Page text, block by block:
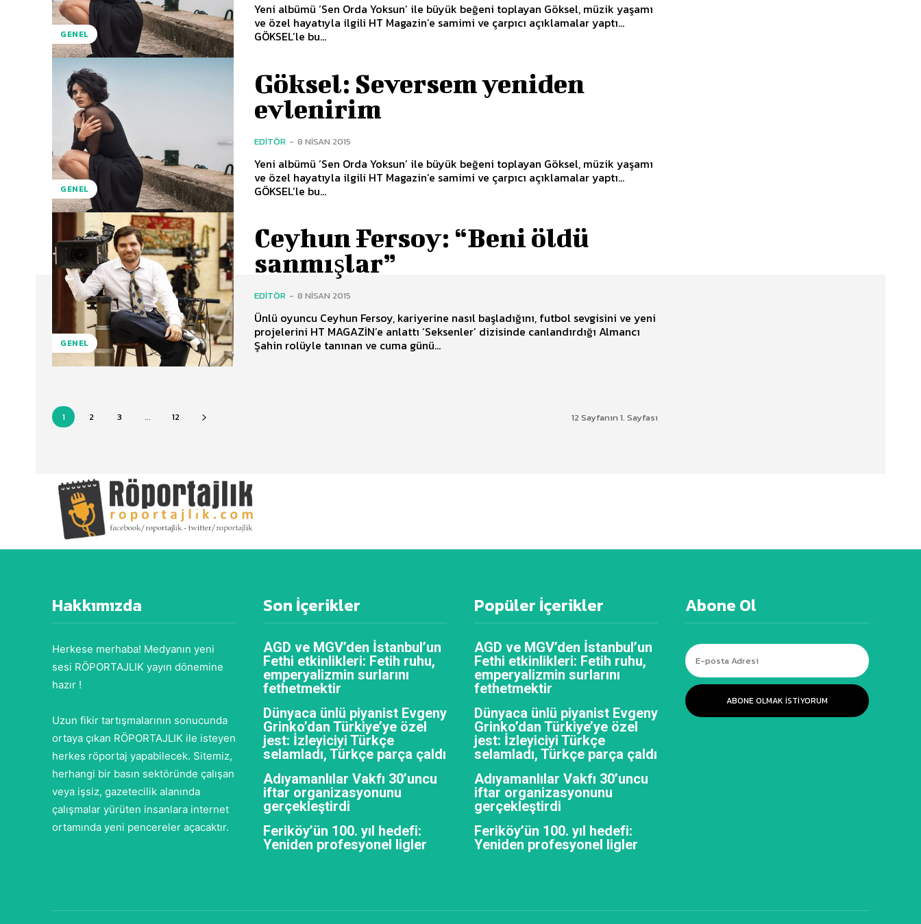
GENEL
Yeni albümü ‘Sen Orda Yoksun’ ile büyük beğeni toplayan Göksel, müzik yaşamı
ve özel hayatıyla ilgili HT Magazin’e samimi ve çarpıcı açıklamalar yaptı...
GÖKSEL’le bu...
GENEL
Göksel: Seversem yeniden
evlenirim
EDITÖR - 8 NISAN 2015
Yeni albümü ‘Sen Orda Yoksun’ ile büyük beğeni toplayan Göksel, müzik yaşamı
ve özel hayatıyla ilgili HT Magazin’e samimi ve çarpıcı açıklamalar yaptı...
GÖKSEL’le bu...
GENEL
Ceyhun Fersoy: “Beni öldü
sanmışlar”
EDITÖR - 8 NISAN 2015
Ünlü oyuncu Ceyhun Fersoy, kariyerine nasıl başladığını, futbol sevgisini ve yeni
projelerini HT MAGAZİN’e anlattı ‘Seksenler’ dizisinde canlandırdığı Almancı
Şahin rolüyle tanınan ve cuma günü...
1 2 3 ... 12 12 Sayfanın 1. Sayfası
Hakkımızda
Herkese merhaba! Medyanın yeni
sesi RÖPORTAJLIK yayın dönemine
hazır !
Uzun fikir tartışmalarının sonucunda
ortaya çıkan RÖPORTAJLIK ile isteyen
herkes röportaj yapabilecek. Sitemiz,
herhangi bir basın sektöründe çalışan
veya işsiz, gazetecilik alanında
çalışmalar yürüten insanlara internet
ortamında yeni pencereler açacaktır.
Son İçerikler
AGD ve MGV’den İstanbul’un
Fethi etkinlikleri: Fetih ruhu,
emperyalizmin surlarını
fethetmektir
Dünyaca ünlü piyanist Evgeny
Grinko’dan Türkiye’ye özel
jest: İzleyiciyi Türkçe
selamladı, Türkçe parça çaldı
Adıyamanlılar Vakfı 30’uncu
iftar organizasyonunu
gerçekleştirdi
Feriköy’ün 100. yıl hedefi:
Yeniden profesyonel ligler
Popüler İçerikler
AGD ve MGV’den İstanbul’un
Fethi etkinlikleri: Fetih ruhu,
emperyalizmin surlarını
fethetmektir
Dünyaca ünlü piyanist Evgeny
Grinko’dan Türkiye’ye özel
jest: İzleyiciyi Türkçe
selamladı, Türkçe parça çaldı
Adıyamanlılar Vakfı 30’uncu
iftar organizasyonunu
gerçekleştirdi
Feriköy’ün 100. yıl hedefi:
Yeniden profesyonel ligler
Abone Ol
ABONE OLMAK ISTIYORUM